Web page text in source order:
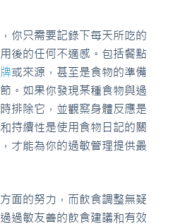
你只需要記錄下每天所吃的
後的任何不適感。包括餐點
或來源，甚至是食物的準備
。如果你發現某種食物與過
排除它，並觀察身體反應是
持續性是使用食物日記的關
才能為你的過敏管理提供最
面的努力，而飲食調整無疑
過敏友善的飲食建議和有效